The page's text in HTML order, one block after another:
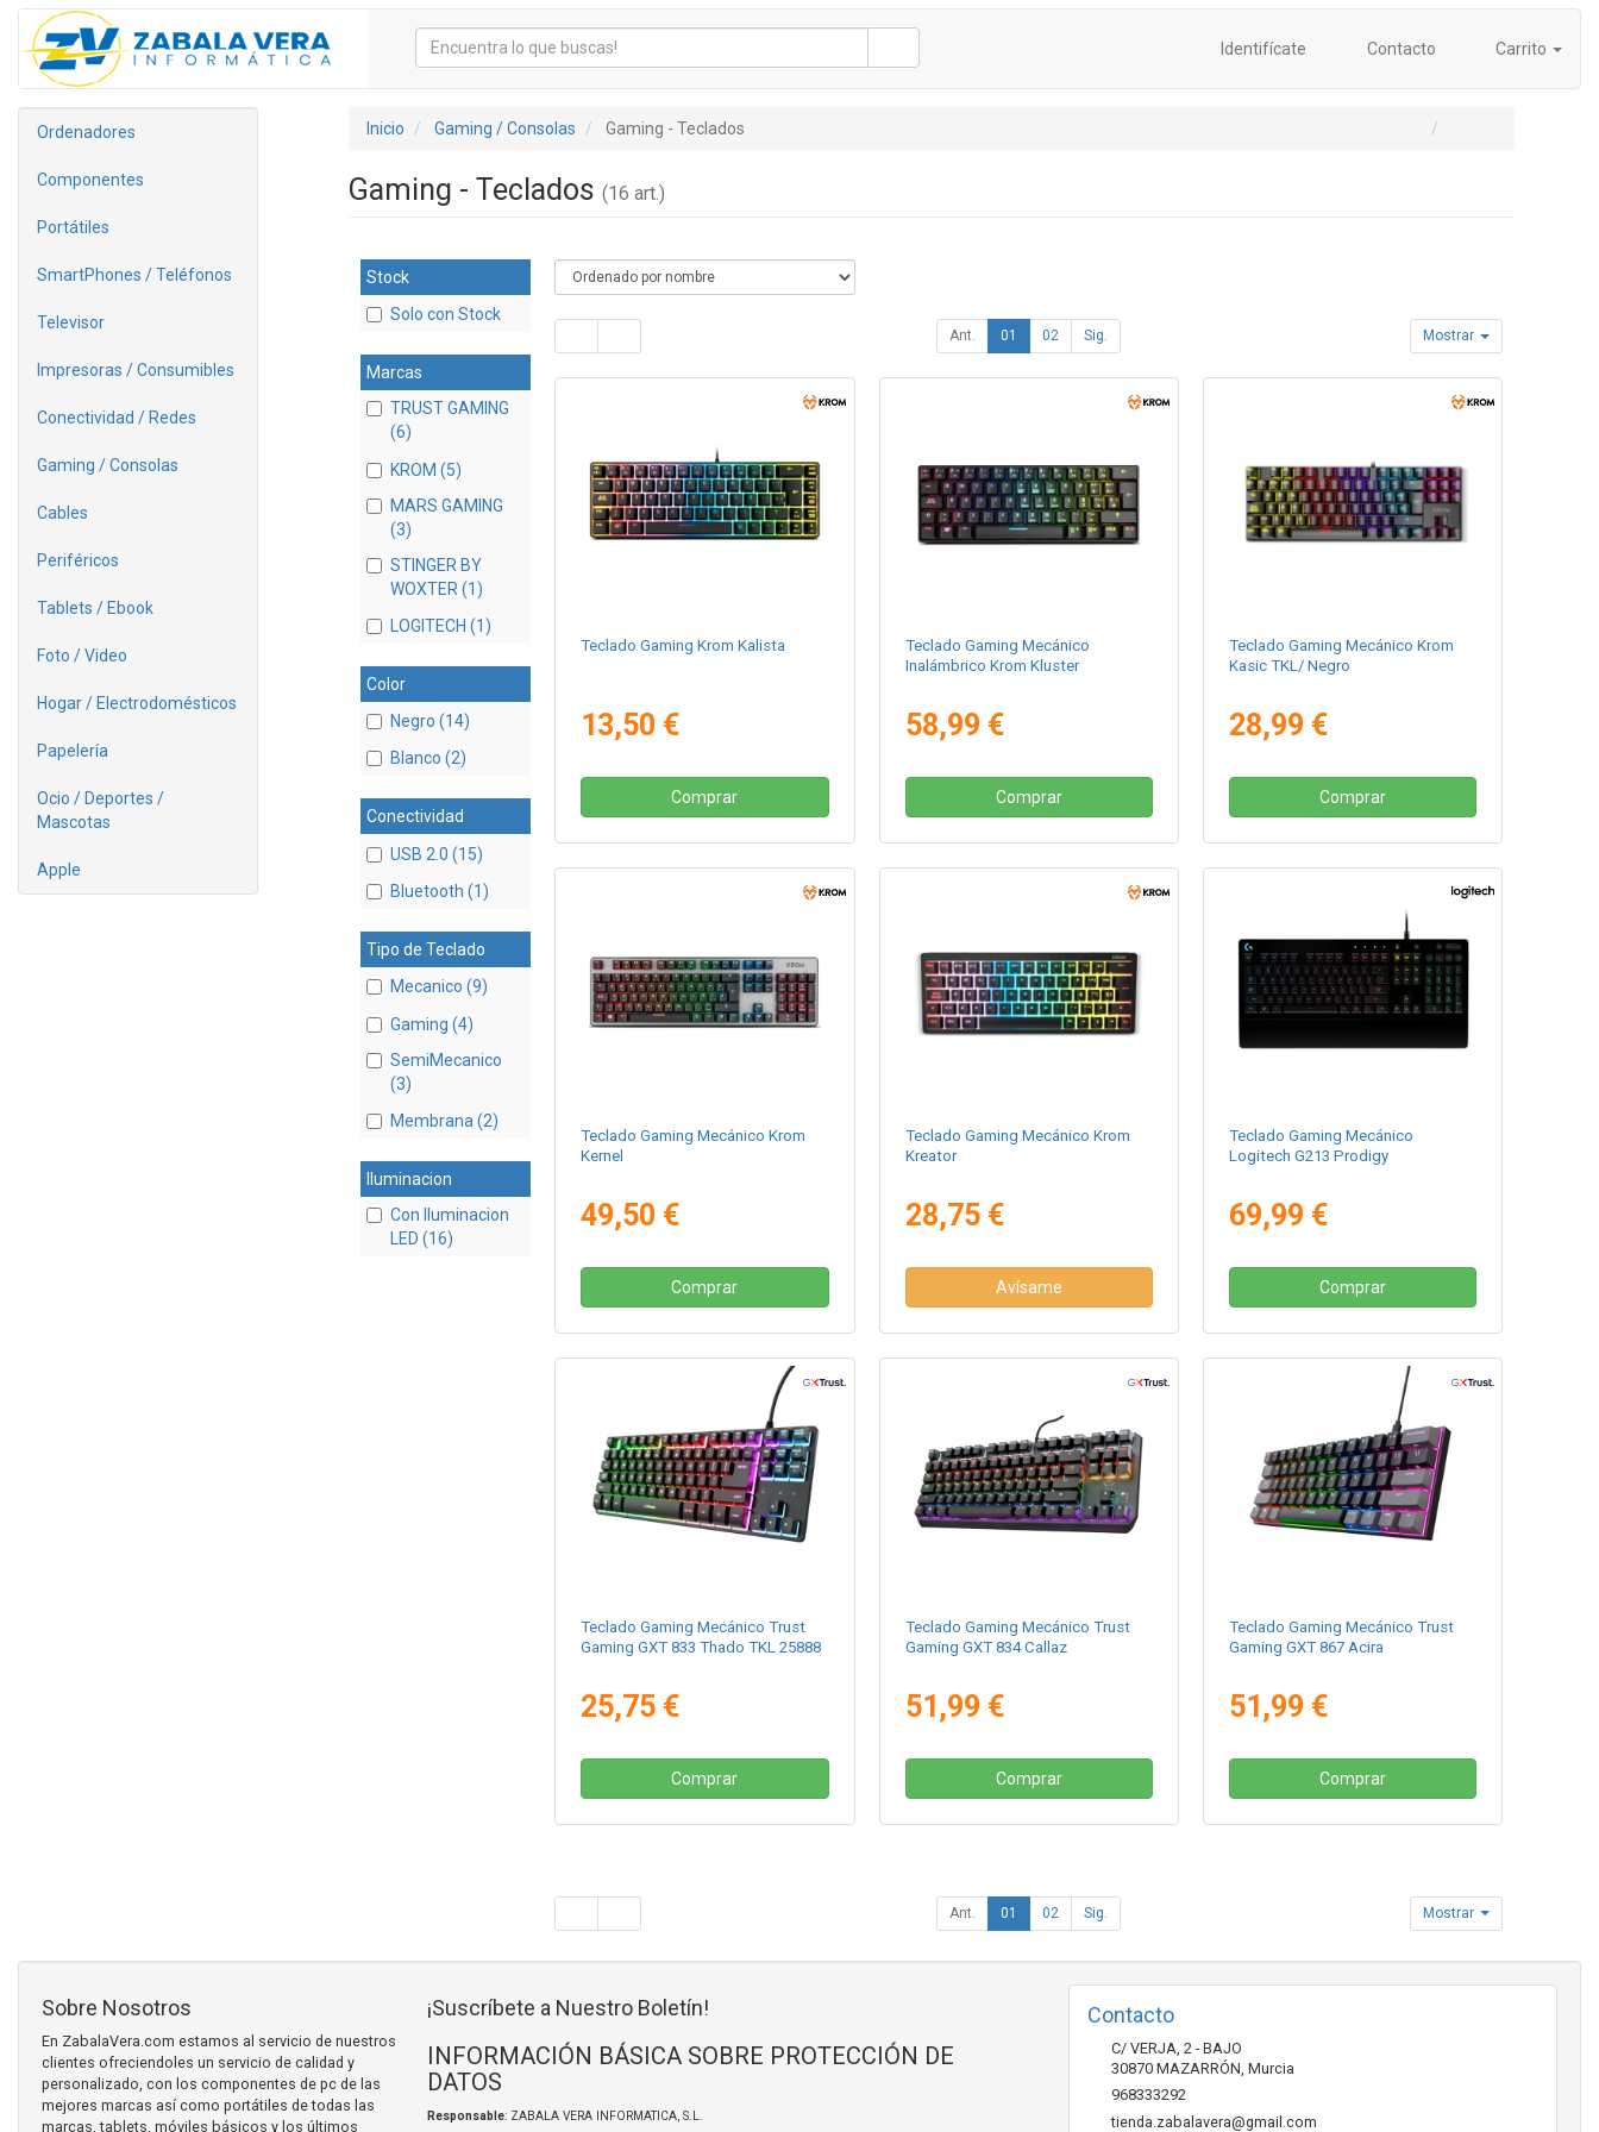
Identifícate Contacto Carrito
Ordenadores
Componentes
Portátiles
SmartPhones / Teléfonos
Televisor
Impresoras / Consumibles
Conectividad / Redes
Gaming / Consolas
Cables
Periféricos
Tablets / Ebook
Foto / Video
Hogar / Electrodomésticos
Papelería
Ocio / Deportes /
Mascotas
Apple
Inicio Gaming / Consolas Gaming - Teclados
Gaming - Teclados (16 art.)
Stock
Solo con Stock
Marcas
TRUST GAMING
(6)
KROM (5)
MARS GAMING
(3)
STINGER BY
WOXTER (1)
LOGITECH (1)
Color
Negro (14)
Blanco (2)
Conectividad
USB 2.0 (15)
Bluetooth (1)
Tipo de Teclado
Mecanico (9)
Gaming (4)
SemiMecanico
(3)
Membrana (2)
Iluminacion
Con Iluminacion
LED (16)
Ant. 01 02 Sig. Mostrar
Teclado Gaming Krom Kalista
13,50 €
Comprar
Teclado Gaming Mecánico
Inalámbrico Krom Kluster
58,99 €
Comprar
Teclado Gaming Mecánico Krom
Kasic TKL/ Negro
28,99 €
Comprar
Teclado Gaming Mecánico Krom
Kernel
49,50 €
Comprar
Teclado Gaming Mecánico Krom
Kreator
28,75 €
Avísame
Teclado Gaming Mecánico
Logitech G213 Prodigy
69,99 €
Comprar
Teclado Gaming Mecánico Trust
Gaming GXT 833 Thado TKL 25888
25,75 €
Comprar
Teclado Gaming Mecánico Trust
Gaming GXT 834 Callaz
51,99 €
Comprar
Teclado Gaming Mecánico Trust
Gaming GXT 867 Acira
51,99 €
Comprar
Ant. 01 02 Sig. Mostrar
Sobre Nosotros
En ZabalaVera.com estamos al servicio de nuestros
clientes ofreciendoles un servicio de calidad y
personalizado, con los componentes de pc de las
mejores marcas así como portátiles de todas las
marcas, tablets, móviles básicos y los últimos
¡Suscríbete a Nuestro Boletín!
INFORMACIÓN BÁSICA SOBRE PROTECCIÓN DE
DATOS
Responsable: ZABALA VERA INFORMATICA, S.L.
Contacto
C/ VERJA, 2 - BAJO
30870 MAZARRÓN Murcia
968333292
tienda.zabalavera@gmail.com